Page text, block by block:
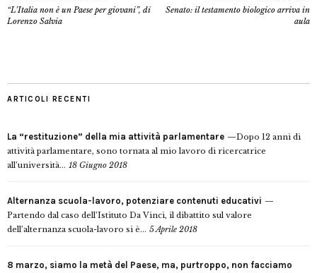
“L’Italia non è un Paese per giovani”, di
Lorenzo Salvia
Senato: il testamento biologico arriva in
aula
ARTICOLI RECENTI
La “restituzione” della mia attività parlamentare
Dopo 12 anni di
attività parlamentare, sono tornata al mio lavoro di ricercatrice
all’università... 18 Giugno 2018
Alternanza scuola-lavoro, potenziare contenuti educativi
Partendo dal caso dell’Istituto Da Vinci, il dibattito sul valore
dell’alternanza scuola-lavoro si è... 5 Aprile 2018
8 marzo, siamo la metà del Paese, ma, purtroppo, non facciamo